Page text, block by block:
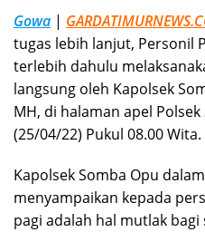
Gowa |
tugas lebih lanjut, Personil
terlebih dahulu
langsung oleh Kapolsek
MH, di halaman apel
(25/04/22) Pukul 08.00 Wita.
Kapolsek Somba Opu
menyampaikan kepada
pagi adalah hal mutlak